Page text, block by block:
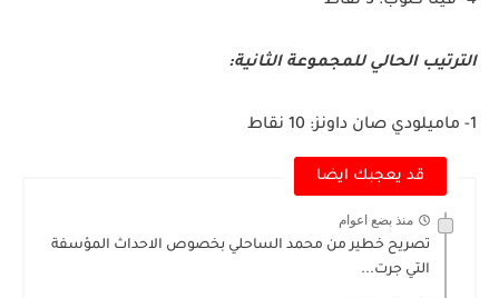
الترتيب الحالي للمجموعة الثانية:
1- ماميلودي صان داونز: 10 نقاط
قد يعجبك ايضا
منذ بضع اعوام
تصريح خطير من محمد الساحلي بخصوص الاحداث المؤسفة
التي جرت...